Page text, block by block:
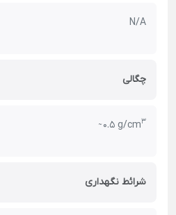
N/A
چگالی
̴ 0.5 g/cm3
شرائط نگهداری